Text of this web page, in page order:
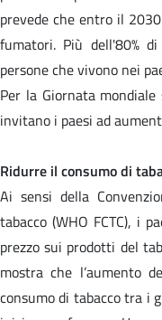
prevede che entro il
fumatori. Più dell'80%
persone che vivono nei
Per la Giornata
invitano i paesi ad
Ridurre il consumo di
Ai sensi della
tabacco (WHO FCTC), i
prezzo sui prodotti del
mostra che l’aumento
consumo di tabacco tra i